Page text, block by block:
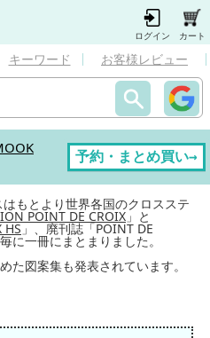
ログイン カート
キーワード お客様レビュー
予約・まとめ買い→
もとより世界各国のクロスステ
POINT DE CROIX 」と
HS 」、廃刊誌「POINT DE
に一冊にまとまりました。
た図案集も発表されています。